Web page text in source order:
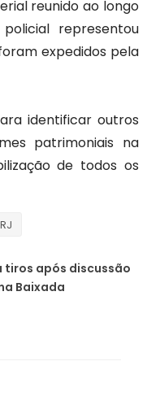
reunido ao longo
representou
expedidos pela
identificar outros
patrimoniais na
de todos os
RJ
tiros após discussão
Baixada